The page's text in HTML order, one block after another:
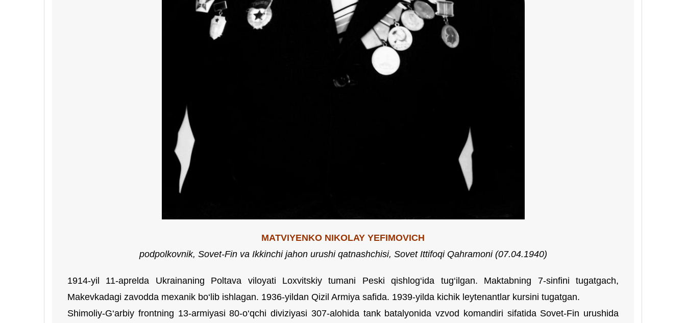
MATVIYENKO NIKOLAY YEFIMOVICH
podpolkovnik, Sovet-Fin va Ikkinchi jahon urushi qatnashchisi, Sovet Ittifoqi Qahramoni (07.04.1940)
1914-yil 11-aprelda Ukrainaning Poltava viloyati Loxvitskiy tumani Peski qishlog‘ida tug‘ilgan. Maktabning 7-sinfini tugatgach,
Makevkadagi zavodda mexanik bo‘lib ishlagan. 1936-yildan Qizil Armiya safida. 1939-yilda kichik leytenantlar kursini tugatgan.
Shimoliy-G‘arbiy frontning 13-armiyasi 80-o‘qchi diviziyasi 307-alohida tank batalyonida vzvod komandiri sifatida Sovet-Fin urushida